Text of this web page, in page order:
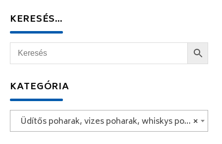
KERESÉS…
KATEGÓRIA
×
Üdítős poharak, vizes poharak, whiskys poharak